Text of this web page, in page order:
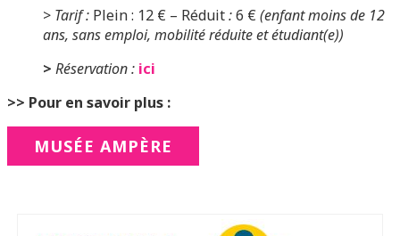
> Tarif : Plein : 12 € – Réduit:6 € (enfant moins de 12
ans, sans emploi, mobilité réduite et étudiant(e))
> Réservation : ici
>> Pour en savoir plus :
MUSÉE AMPÈRE